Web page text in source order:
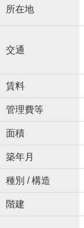
所在地
交通
賃料
管理費等
面積
築年月
種別 / 構造
階建